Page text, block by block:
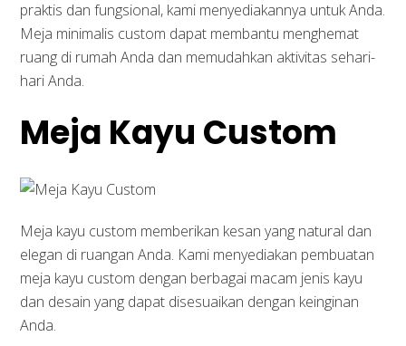
praktis dan fungsional, kami menyediakannya untuk Anda.
Meja minimalis custom dapat membantu menghemat
ruang di rumah Anda dan memudahkan aktivitas sehari-
hari Anda.
Meja Kayu Custom
Meja kayu custom memberikan kesan yang natural dan
elegan di ruangan Anda. Kami menyediakan pembuatan
meja kayu custom dengan berbagai macam jenis kayu
dan desain yang dapat disesuaikan dengan keinginan
Anda.